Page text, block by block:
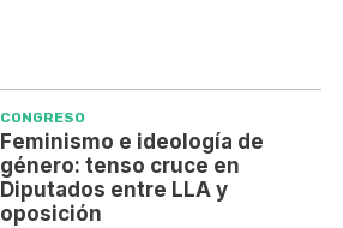
CONGRESO
Feminismo e ideología de
género: tenso cruce en
Diputados entre LLA y
oposición